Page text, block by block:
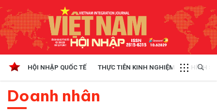
HỘI NHẬP QUỐC TẾ THỰC TIỄN KINH NGHIỆM CHÍNH
Doanh nhân